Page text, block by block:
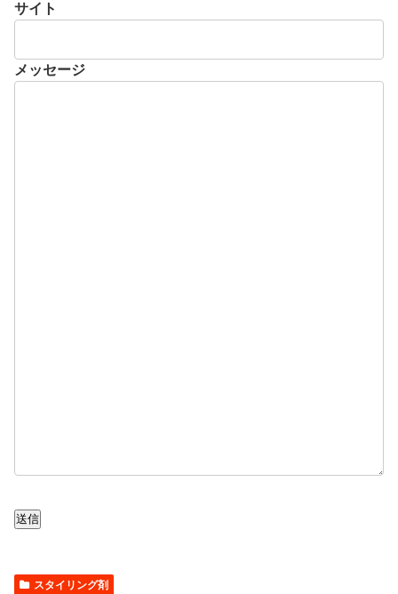
サイト
メッセージ
送信
スタイリング剤